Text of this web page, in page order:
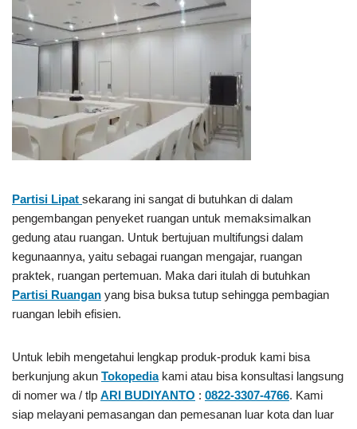
Partisi Lipat sekarang ini sangat di butuhkan di dalam
pengembangan penyeket ruangan untuk memaksimalkan
gedung atau ruangan. Untuk bertujuan multifungsi dalam
kegunaannya, yaitu sebagai ruangan mengajar, ruangan
praktek, ruangan pertemuan. Maka dari itulah di butuhkan
Partisi Ruangan yang bisa buksa tutup sehingga pembagian
ruangan lebih efisien.
Untuk lebih mengetahui lengkap produk-produk kami bisa
berkunjung akun Tokopediakami atau bisa konsultasi langsung
di nomer wa / tlp ARI BUDIYANTO : 0822-3307-4766. Kami
siap melayani pemasangan dan pemesanan luar kota dan luar